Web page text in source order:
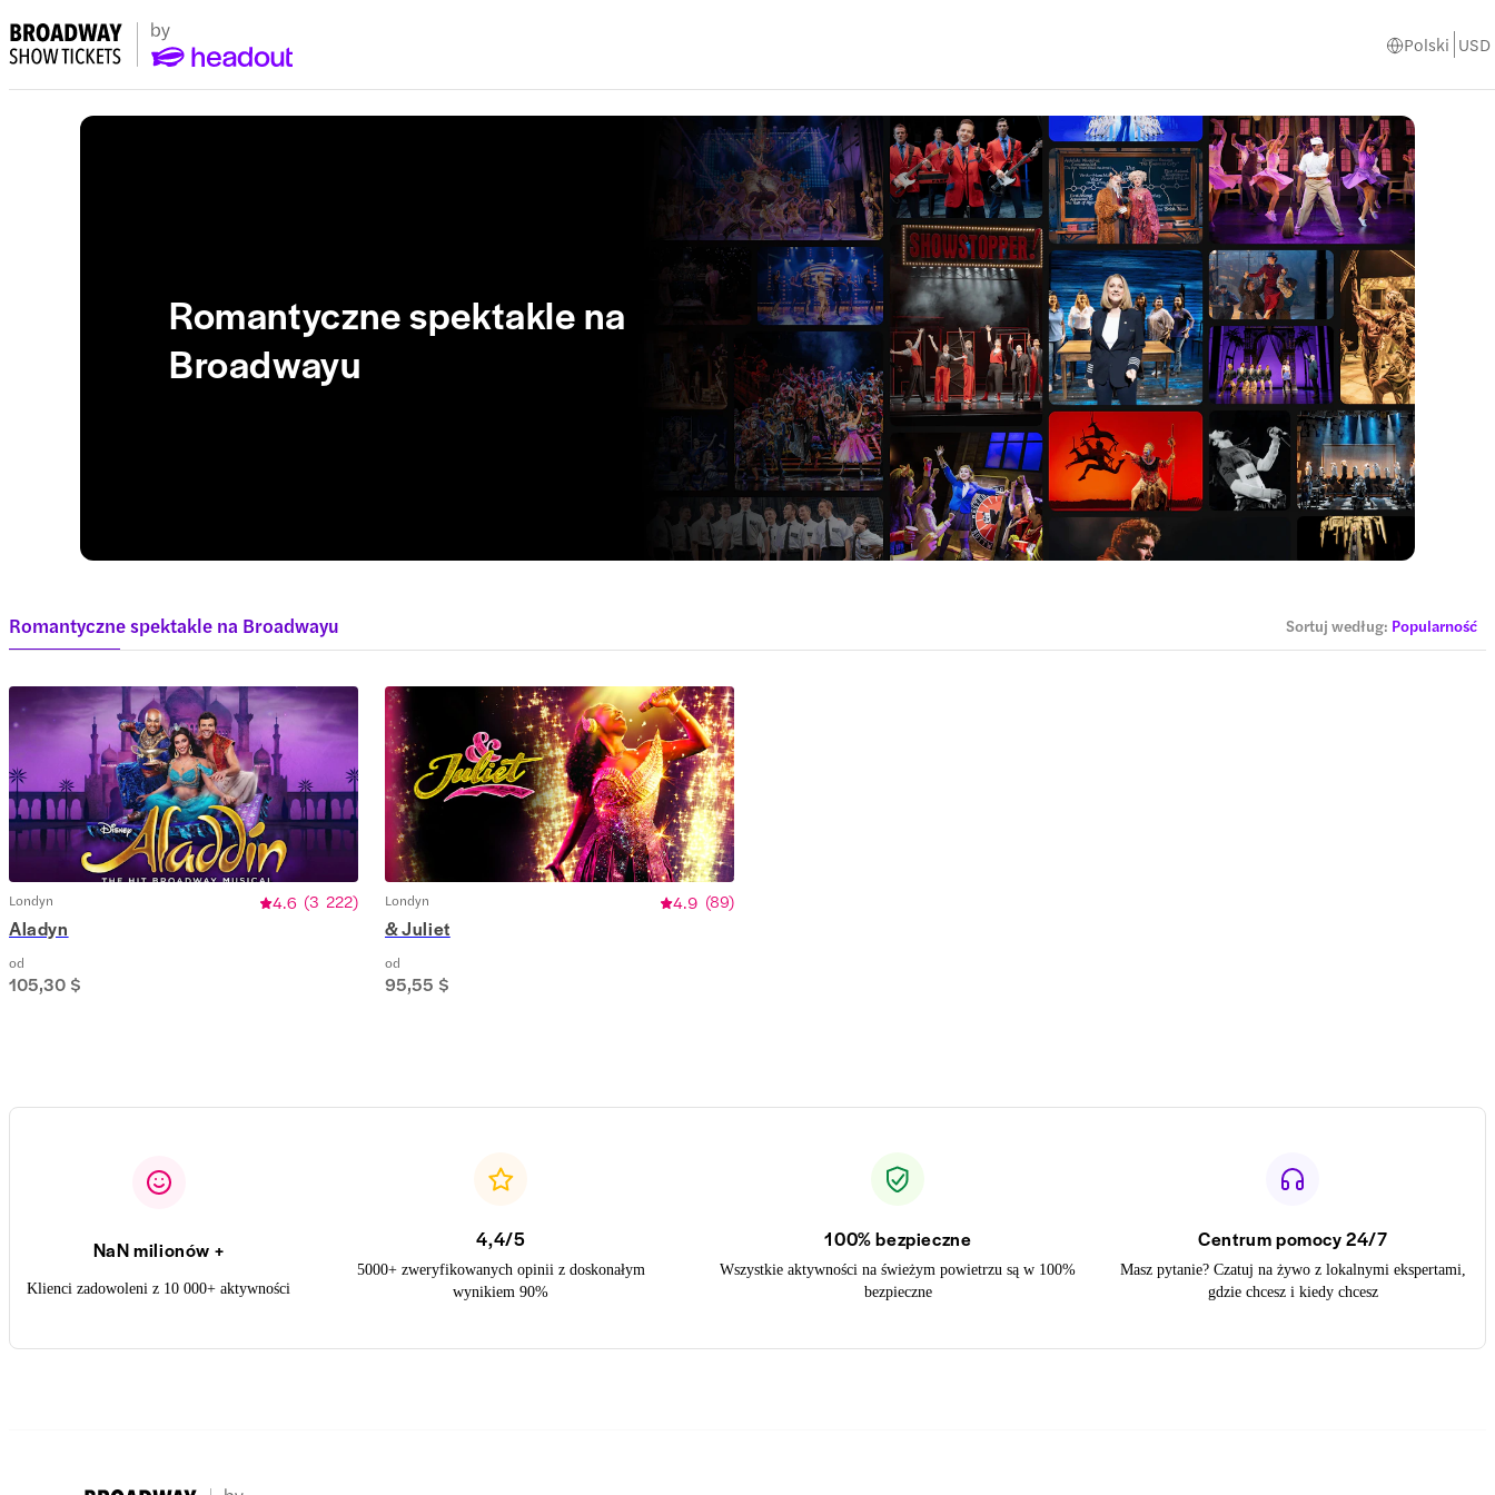
Polski USD
Romantyczne spektakle na
Broadwayu
Romantyczne spektakle na Broadwayu Sortuj według: Popularność
Londyn 4.6 (3 222)
Aladyn
od
105,30 $
Londyn 4.9 (89)
& Juliet
od
95,55 $
NaN milionów +
Klienci zadowoleni z 10 000+ aktywności
4,4/5
5000+ zweryfikowanych opinii z doskonałym
wynikiem 90%
100% bezpieczne
Wszystkie aktywności na świeżym powietrzu są w 100%
bezpieczne
Centrum pomocy 24/7
Masz pytanie? Czatuj na żywo z lokalnymi ekspertami,
gdzie chcesz i kiedy chcesz